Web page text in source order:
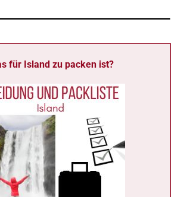
für Island zu packen ist?